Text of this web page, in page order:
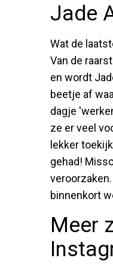
Jade
Wat de
Van de
en wordt
beetje af
dagje
ze er veel
lekker
gehad!
binnenkort
Meer